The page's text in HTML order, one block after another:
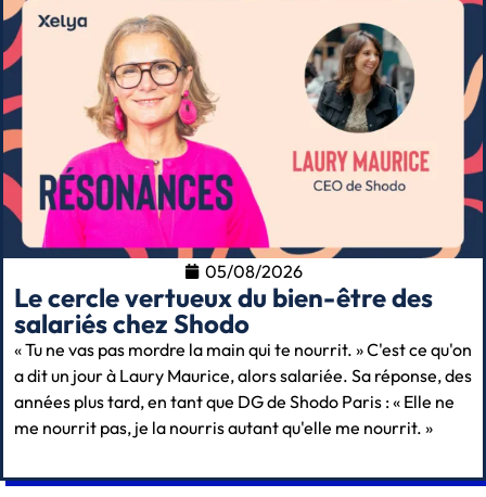
05/08/2026
Le cercle vertueux du bien-être des
salariés chez Shodo
« Tu ne vas pas mordre la main qui te nourrit. » C'est ce qu'on
a dit un jour à Laury Maurice, alors salariée. Sa réponse, des
années plus tard, en tant que DG de Shodo Paris : « Elle ne
me nourrit pas, je la nourris autant qu'elle me nourrit. »